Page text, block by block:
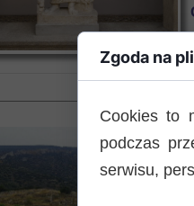
Zgoda na
Cookies to
podczas
serwisu,